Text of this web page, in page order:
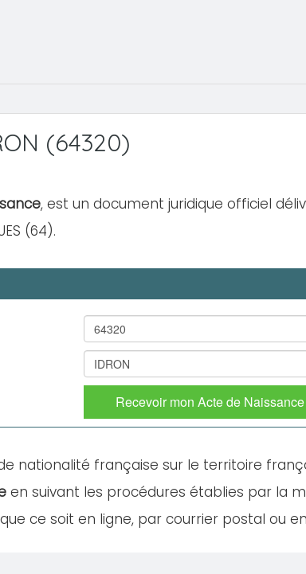
(64320)
, est un document juridique officiel
(64).
Recevoir mon Acte de Naissance
nationalité française sur le territoire
en suivant les procédures établies par la
ce soit en ligne, par courrier postal ou